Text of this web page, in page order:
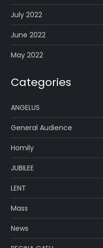
July 2022
June 2022
May 2022
Categories
ANGELUS
General Audience
Homily
JUBILEE
LENT
Mass
News